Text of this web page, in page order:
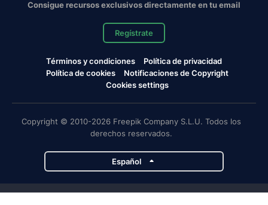
Consigue recursos exclusivos directamente en tu email
Regístrate
Términos y condiciones
Política de privacidad
Política de cookies
Notificaciones de Copyright
Cookies settings
Copyright © 2010-2026 Freepik Company S.L.U. Todos los
derechos reservados.
Español